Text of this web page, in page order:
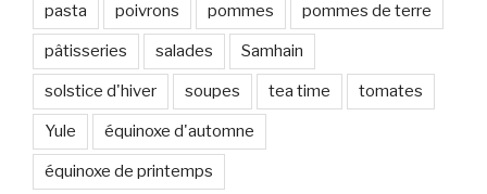
pasta poivrons pommes pommes de terre
pâtisseries salades Samhain
solstice d'hiver soupes tea time tomates
Yule équinoxe d'automne
équinoxe de printemps